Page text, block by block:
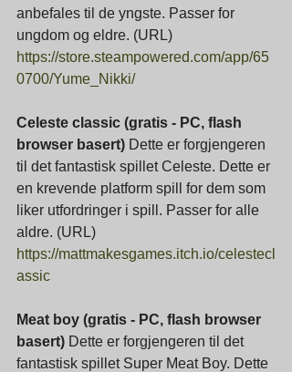
anbefales til de yngste. Passer for
ungdom og eldre. (URL)
https://store.steampowered.com/app/65
0700/Yume_Nikki/
Celeste classic (gratis - PC, flash
browser basert) Dette er forgjengeren
til det fantastisk spillet Celeste. Dette er
en krevende platform spill for dem som
liker utfordringer i spill. Passer for alle
aldre. (URL)
https://mattmakesgames.itch.io/celestecl
assic
Meat boy (gratis - PC, flash browser
basert) Dette er forgjengeren til det
fantastisk spillet Super Meat Boy. Dette